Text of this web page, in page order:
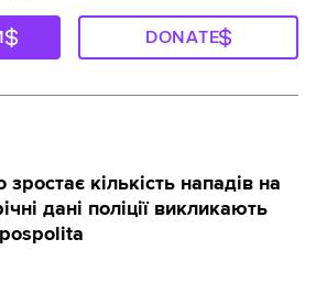
DONATE
кількість нападів на
дані поліції викликають